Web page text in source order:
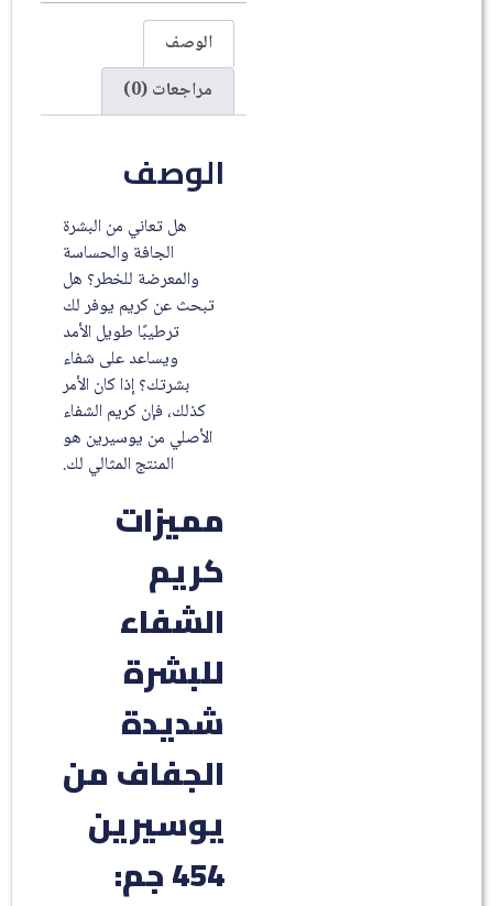
الوصف
مراجعات (0)
الوصف
هل تعاني من البشرة
الجافة والحساسة
والمعرضة للخطر؟ هل
تبحث عن كريم يوفر لك
ترطيبًا طويل الأمد
ويساعد على شفاء
بشرتك؟ إذا كان الأمر
كذلك، فإن كريم الشفاء
الأصلي من يوسيرين هو
المنتج المثالي لك.
مميزات
كريم
الشفاء
للبشرة
شديدة
الجفاف من
يوسيرين
454 جم: